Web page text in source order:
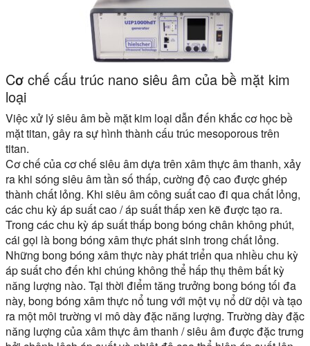
Cơ chế cấu trúc nano siêu âm của bề mặt kim
loại
Việc xử lý siêu âm bề mặt kim loại dẫn đến khắc cơ học bề
mặt titan, gây ra sự hình thành cấu trúc mesoporous trên
titan.
Cơ chế của cơ chế siêu âm dựa trên xâm thực âm thanh, xảy
ra khi sóng siêu âm tần số thấp, cường độ cao được ghép
thành chất lỏng. Khi siêu âm công suất cao đi qua chất lỏng,
các chu kỳ áp suất cao / áp suất thấp xen kẽ được tạo ra.
Trong các chu kỳ áp suất thấp bong bóng chân không phút,
cái gọi là bong bóng xâm thực phát sinh trong chất lỏng.
Những bong bóng xâm thực này phát triển qua nhiều chu kỳ
áp suất cho đến khi chúng không thể hấp thụ thêm bất kỳ
năng lượng nào. Tại thời điểm tăng trưởng bong bóng tối đa
này, bong bóng xâm thực nổ tung với một vụ nổ dữ dội và tạo
ra một môi trường vi mô dày đặc năng lượng. Trường dày đặc
năng lượng của xâm thực âm thanh / siêu âm được đặc trưng